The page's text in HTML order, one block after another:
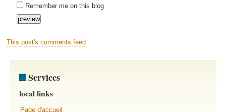
Remember me on this blog
This post's comments feed
Services
local links
Page d'accueil